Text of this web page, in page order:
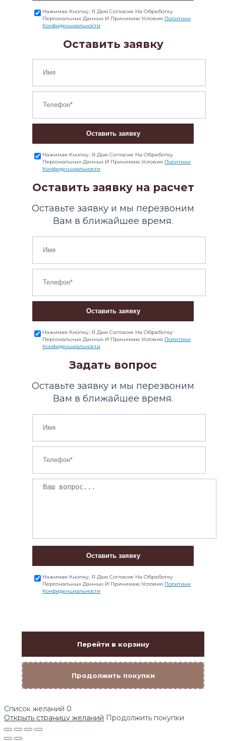
Нажимая Кнопку, Я Даю Согласие На Обработку
Персональных Данных И Принимаю Условия Политики
Конфиденциальности
Оставить заявку
Оставить заявку
Нажимая Кнопку, Я Даю Согласие На Обработку
Персональных Данных И Принимаю Условия Политики
Конфиденциальности
Оставить заявку на расчет
Оставьте заявку и мы перезвоним
Вам в ближайшее время.
Оставить заявку
Нажимая Кнопку, Я Даю Согласие На Обработку
Персональных Данных И Принимаю Условия Политики
Конфиденциальности
Задать вопрос
Оставьте заявку и мы перезвоним
Вам в ближайшее время.
Оставить заявку
Нажимая Кнопку, Я Даю Согласие На Обработку
Персональных Данных И Принимаю Условия Политики
Конфиденциальности
Перейти в корзину
Продолжить покупки
Список желаний 0
Открыть страницу желаний Продолжить покупки